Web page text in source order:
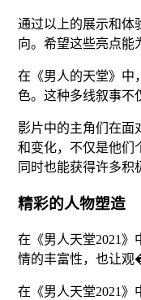
通过以上的展示和体
向。希望这些亮点能
在《男人的天堂》中
色。这种多线叙事不
影片中的主角们在面
和变化，不仅是他们
同时也能获得许多积
精彩的人物塑造
在《男人天堂2021
情的丰富性，也让
在《男人天堂2021